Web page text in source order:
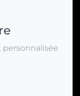
personnalisée